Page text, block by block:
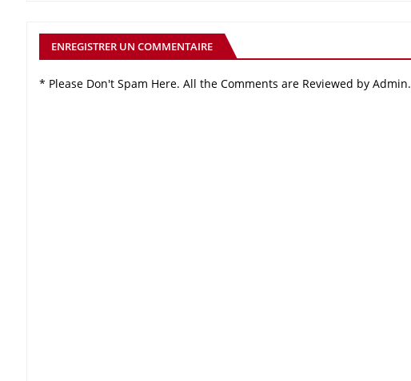
ENREGISTRER UN COMMENTAIRE
* Please Don't Spam Here. All the Comments are Reviewed by Admin.